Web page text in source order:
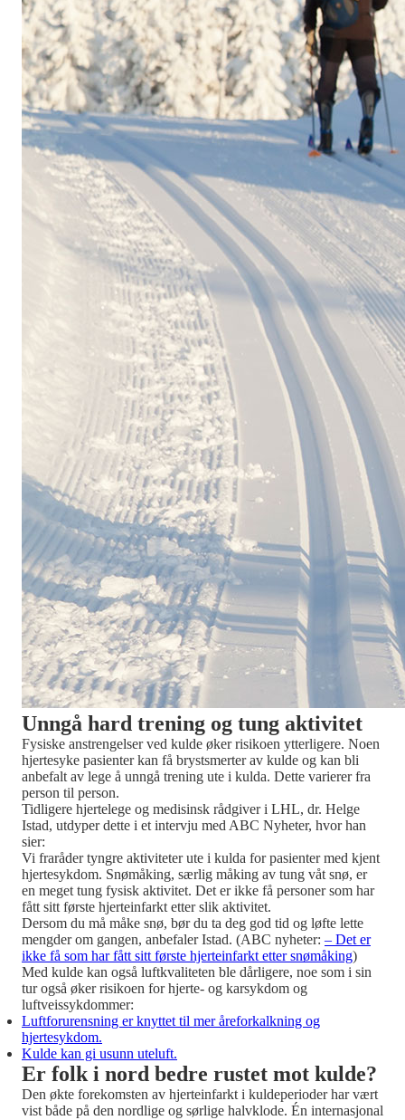
Unngå hard trening og tung aktivitet
Fysiske anstrengelser ved kulde øker risikoen ytterligere. Noen
hjertesyke pasienter kan få brystsmerter av kulde og kan bli
anbefalt av lege å unngå trening ute i kulda. Dette varierer fra
person til person.
Tidligere hjertelege og medisinsk rådgiver i LHL, dr. Helge
Istad, utdyper dette i et intervju med ABC Nyheter, hvor han
sier:
Vi fraråder tyngre aktiviteter ute i kulda for pasienter med kjent
hjertesykdom. Snømåking, særlig måking av tung våt snø, er
en meget tung fysisk aktivitet. Det er ikke få personer som har
fått sitt første hjerteinfarkt etter slik aktivitet.
Dersom du må måke snø, bør du ta deg god tid og løfte lette
mengder om gangen, anbefaler Istad. (ABC nyheter: – Det er
ikke få som har fått sitt første hjerteinfarkt etter snømåking)
Med kulde kan også luftkvaliteten ble dårligere, noe som i sin
tur også øker risikoen for hjerte- og karsykdom og
luftveissykdommer:
Luftforurensning er knyttet til mer åreforkalkning og
hjertesykdom.
Kulde kan gi usunn uteluft.
Er folk i nord bedre rustet mot kulde?
Den økte forekomsten av hjerteinfarkt i kuldeperioder har vært
vist både på den nordlige og sørlige halvklode. Én internasjonal